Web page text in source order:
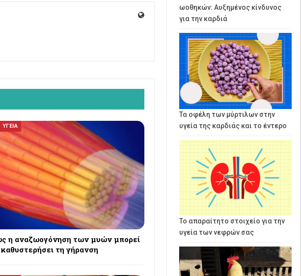
ΥΓΕΙΑ
η αναζωογόνηση των μυών μπορεί
τη γήρανση
ωοθηκών: Αυξημένος κίνδυνος
για την καρδιά
Τα οφέλη των μύρτιλων στην
υγεία της καρδιάς και το έντερο
Το απαραίτητο στοιχείο για την
υγεία των νεφρών σας